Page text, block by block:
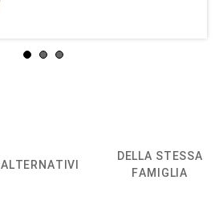
ALTERNATIVI
DELLA STESSA
FAMIGLIA